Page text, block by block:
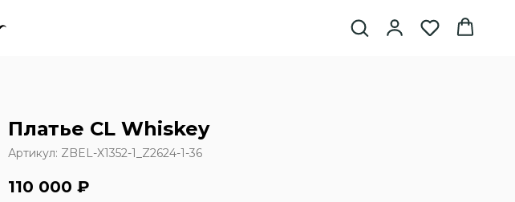
Платье CL Whiskey
Артикул: ZBEL-X1352-1_Z2624-1-36
110 000 ₽